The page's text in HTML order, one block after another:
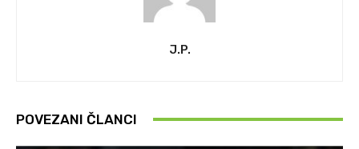
J.P.
POVEZANI ČLANCI